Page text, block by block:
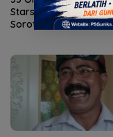
Stars Bali, ‘Ko Tony’
Sorotan